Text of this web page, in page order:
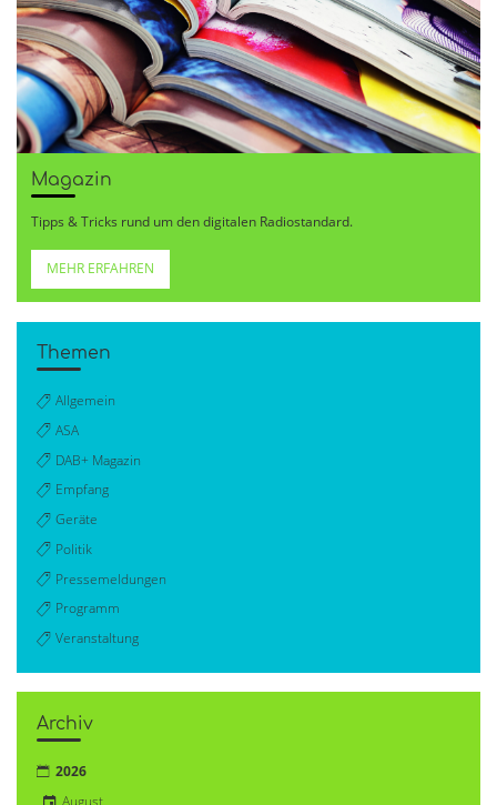
Magazin
Tipps & Tricks rund um den digitalen Radiostandard.
MEHR ERFAHREN
Themen
Allgemein
ASA
DAB+ Magazin
Empfang
Geräte
Politik
Pressemeldungen
Programm
Veranstaltung
Archiv
2026
August